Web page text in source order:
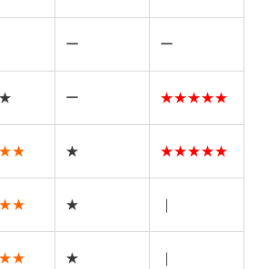
ー ー
ー ★★★★★
★ ★★★★★
★
★